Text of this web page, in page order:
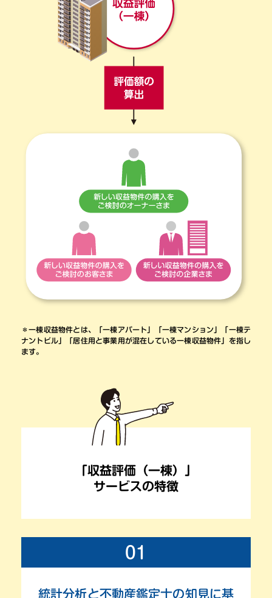
＊一棟収益物件とは、「一棟アパート」「一棟マンション」「一棟テ
ナントビル」「居住用と事業用が混在している一棟収益物件」を指し
ます。
「収益評価（一棟）」
サービスの特徴
01
統計分析と不動産鑑定士の知見に基